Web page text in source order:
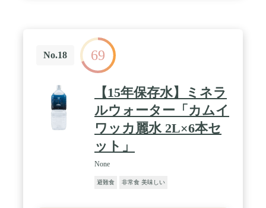
No.18 69
【15年保存水】ミネラ
ルウォーター「カムイ
ワッカ麗水 2L×6本セ
ット」
None
避難食 非常食 美味しい